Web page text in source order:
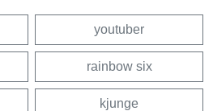
youtuber
rainbow six
kjunge